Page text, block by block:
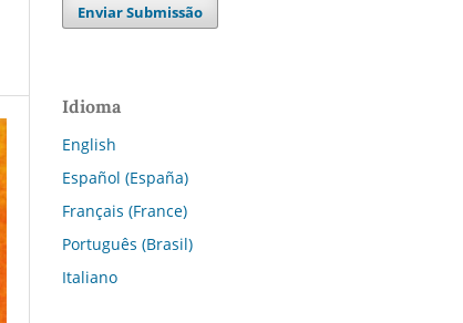
Enviar Submissão
Idioma
English
Español (España)
Français (France)
Português (Brasil)
Italiano